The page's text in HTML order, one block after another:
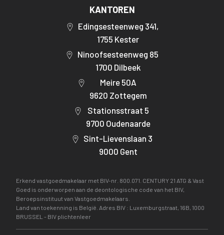
KANTOREN
Edingsesteenweg 341,
1755 Kester
Ninoofsesteenweg 85
1700 Dilbeek
Meire 50A
9620 Zottegem
Stationsstraat 5
9700 Oudenaarde
Sint-Lievenslaan 3
9000 Gent
Erkend vastgoedmakelaar met BIV-nr. 800.071. CENTURY 21 ATG & Vast
Goed is onderworpen aan de deontologische code van het BIV,
Beroepsinstituut van Vastgoedmakelaars.
Land van toekenning is België. Adres BIV : Luxemburgstraat, 16B, 1000
BRUSSEL - BIV plichtenleer